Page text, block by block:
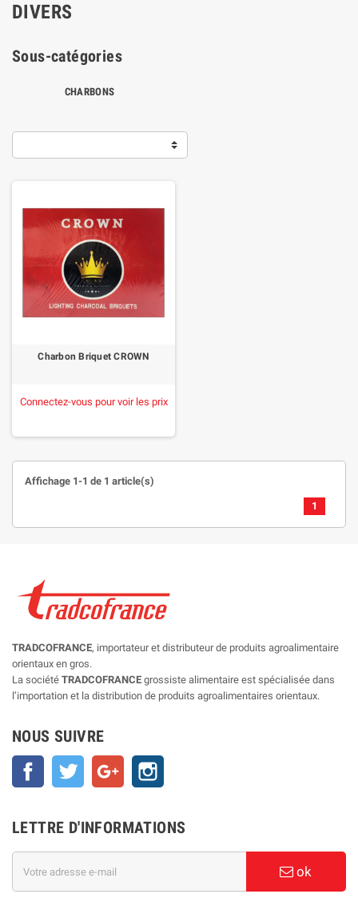
DIVERS
Sous-catégories
CHARBONS
Charbon Briquet CROWN
Connectez-vous pour voir les prix
Affichage 1-1 de 1 article(s)
1
TRADCOFRANCE, importateur et distributeur de produits agroalimentaire
orientaux en gros.
La société TRADCOFRANCE grossiste alimentaire est spécialisée dans
l’importation et la distribution de produits agroalimentaires orientaux.
NOUS SUIVRE
Facebook Twitter Google+
LETTRE D'INFORMATIONS
ok